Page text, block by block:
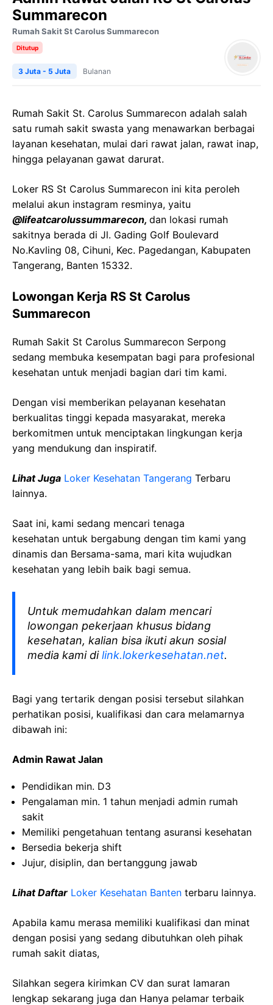
Summarecon
Rumah Sakit St Carolus Summarecon
Ditutup
3 Juta - 5 Juta Bulanan
Rumah Sakit St. Carolus Summarecon adalah salah
satu rumah sakit swasta yang menawarkan berbagai
layanan kesehatan, mulai dari rawat jalan, rawat inap,
hingga pelayanan gawat darurat.
Loker RS St Carolus Summarecon ini kita peroleh
melalui akun instagram resminya, yaitu
@lifeatcarolussummarecon, dan lokasi rumah
sakitnya berada di Jl. Gading Golf Boulevard
No.Kavling 08, Cihuni, Kec. Pagedangan, Kabupaten
Tangerang, Banten 15332.
Lowongan Kerja RS St Carolus
Summarecon
Rumah Sakit St Carolus Summarecon Serpong
sedang membuka kesempatan bagi para profesional
kesehatan untuk menjadi bagian dari tim kami.
Dengan visi memberikan pelayanan kesehatan
berkualitas tinggi kepada masyarakat, mereka
berkomitmen untuk menciptakan lingkungan kerja
yang mendukung dan inspiratif.
Lihat Juga Loker Kesehatan Tangerang Terbaru
lainnya.
Saat ini, kami sedang mencari tenaga
kesehatan untuk bergabung dengan tim kami yang
dinamis dan Bersama-sama, mari kita wujudkan
kesehatan yang lebih baik bagi semua.
Untuk memudahkan dalam mencari
lowongan pekerjaan khusus bidang
kesehatan, kalian bisa ikuti akun sosial
media kami dilink.lokerkesehatan.net.
Bagi yang tertarik dengan posisi tersebut silahkan
perhatikan posisi, kualifikasi dan cara melamarnya
dibawah ini:
Admin Rawat Jalan
Pendidikan min. D3
Pengalaman min. 1 tahun menjadi admin rumah
sakit
Memiliki pengetahuan tentang asuransi kesehatan
Bersedia bekerja shift
Jujur, disiplin, dan bertanggung jawab
Lihat Daftar Loker Kesehatan Banten terbaru lainnya.
Apabila kamu merasa memiliki kualifikasi dan minat
dengan posisi yang sedang dibutuhkan oleh pihak
rumah sakit diatas,
Silahkan segera kirimkan CV dan surat lamaran
lengkap sekarang juga dan Hanya pelamar terbaik